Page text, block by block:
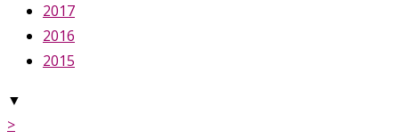
2017
2016
2015
▼
>